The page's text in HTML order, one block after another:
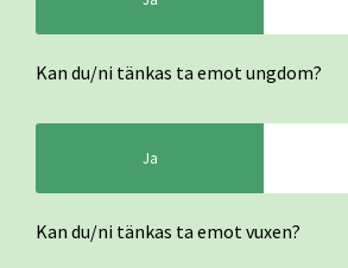
Kan du/ni tänkas ta emot ungdom?
Ja
Kan du/ni tänkas ta emot vuxen?